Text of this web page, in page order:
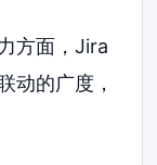
方面，Jira
动的广度，